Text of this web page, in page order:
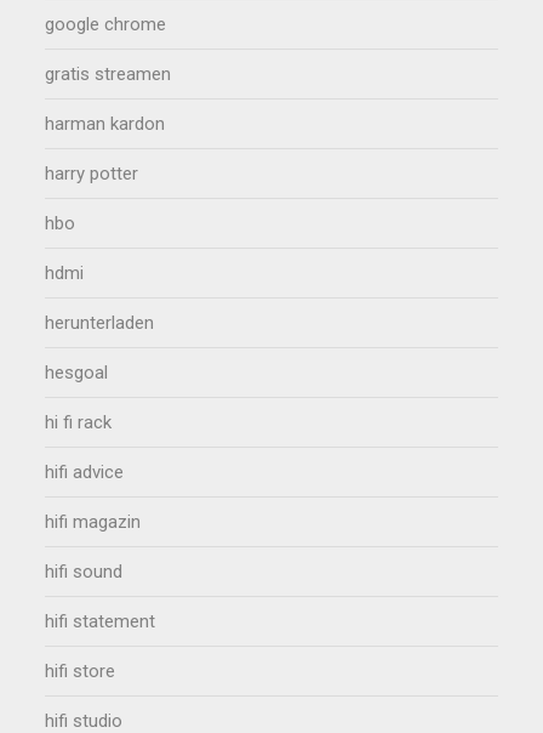
google chrome
gratis streamen
harman kardon
harry potter
hbo
hdmi
herunterladen
hesgoal
hi fi rack
hifi advice
hifi magazin
hifi sound
hifi statement
hifi store
hifi studio